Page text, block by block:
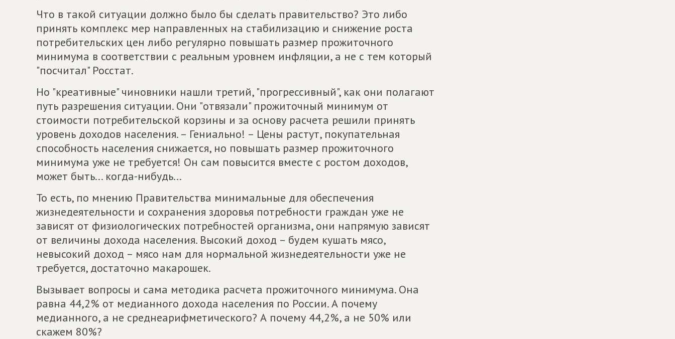
Что в такой ситуации должно было бы сделать правительство? Это либо
принять комплекс мер направленных на стабилизацию и снижение роста
потребительских цен либо регулярно повышать размер прожиточного
минимума в соответствии с реальным уровнем инфляции, а не с тем который
"посчитал" Росстат.
Но "креативные" чиновники нашли третий, "прогрессивный", как они полагают
путь разрешения ситуации. Они "отвязали" прожиточный минимум от
стоимости потребительской корзины и за основу расчета решили принять
уровень доходов населения. – Гениально! – Цены растут, покупательная
способность населения снижается, но повышать размер прожиточного
минимума уже не требуется! Он сам повысится вместе с ростом доходов,
может быть... когда-нибудь...
То есть, по мнению Правительства минимальные для обеспечения
жизнедеятельности и сохранения здоровья потребности граждан уже не
зависят от физиологических потребностей организма, они напрямую зависят
от величины дохода населения. Высокий доход – будем кушать мясо,
невысокий доход – мясо нам для нормальной жизнедеятельности уже не
требуется, достаточно макарошек.
Вызывает вопросы и сама методика расчета прожиточного минимума. Она
равна 44,2% от медианного дохода населения по России. А почему
медианного, а не среднеарифметического? А почему 44,2%, а не 50% или
скажем 80%?